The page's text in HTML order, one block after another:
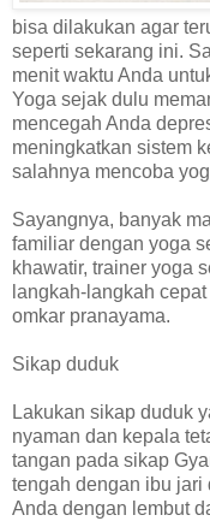
bisa dilakukan agar
seperti sekarang ini.
menit waktu Anda
Yoga sejak dulu
mencegah Anda
meningkatkan sistem
salahnya mencoba
Sayangnya, banyak
familiar dengan yoga
khawatir, trainer yoga
langkah-langkah
omkar pranayama.
Sikap duduk
Lakukan sikap duduk
nyaman dan kepala
tangan pada sikap
tengah dengan ibu jari
Anda dengan lembut